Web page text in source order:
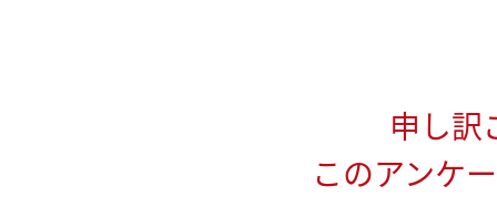
申し訳
このアンケ